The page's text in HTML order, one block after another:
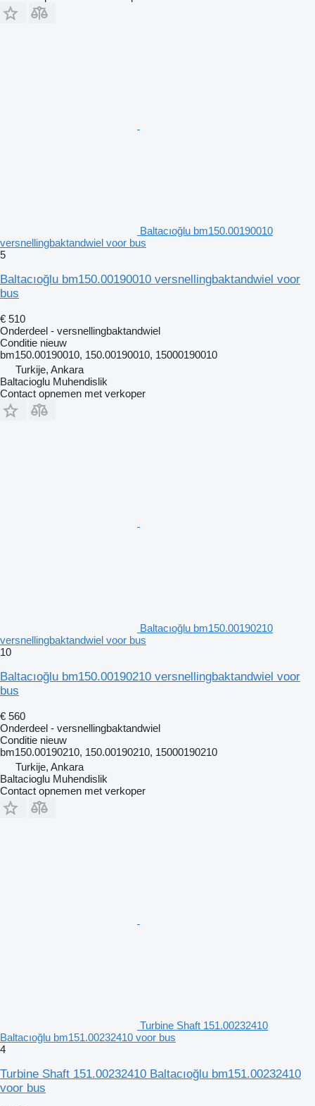
Baltacıoğlu bm150.00190010
versnellingbaktandwiel voor bus
5
Baltacıoğlu bm150.00190010 versnellingbaktandwiel voor
bus
€ 510
Onderdeel - versnellingbaktandwiel
Conditie nieuw
bm150.00190010, 150.00190010, 15000190010
Turkije, Ankara
Baltacioglu Muhendislik
Contact opnemen met verkoper
Baltacıoğlu bm150.00190210
versnellingbaktandwiel voor bus
10
Baltacıoğlu bm150.00190210 versnellingbaktandwiel voor
bus
€ 560
Onderdeel - versnellingbaktandwiel
Conditie nieuw
bm150.00190210, 150.00190210, 15000190210
Turkije, Ankara
Baltacioglu Muhendislik
Contact opnemen met verkoper
Turbine Shaft 151.00232410
Baltacıoğlu bm151.00232410 voor bus
4
Turbine Shaft 151.00232410 Baltacıoğlu bm151.00232410
voor bus